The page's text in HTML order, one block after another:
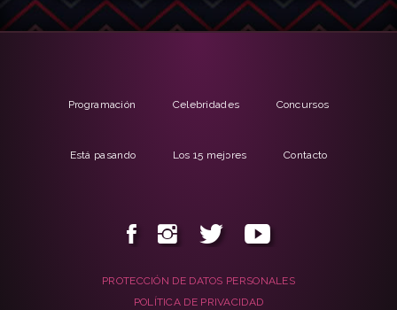
Programación Celebridades Concursos
Está pasando Los 15 mejores Contacto
PROTECCIÓN DE DATOS PERSONALES
POLÍTICA DE PRIVACIDAD